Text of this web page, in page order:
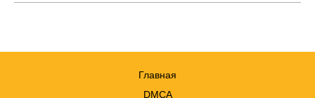
Главная
DMCA